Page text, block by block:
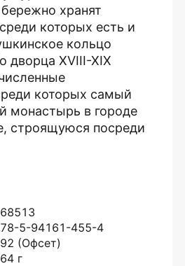
хранят
которых есть и
кольцо
дворца XVIII-XIX
которых самый
монастырь в городе
строящуюся посреди
5-94161-455-4
(Офсет)
г